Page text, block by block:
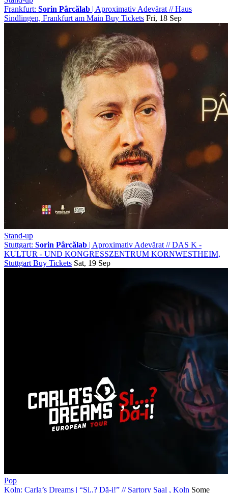
Frankfurt: Sorin Pârcălab | Aproximativ Adevărat //Haus
Sindlingen, Frankfurt am Main Buy Tickets Fri, 18 Sep
Stand-up
Stuttgart: Sorin Pârcălab | Aproximativ Adevărat //DAS K -
KULTUR - UND KONGRESSZENTRUM KORNWESTHEIM,
Stuttgart Buy Tickets Sat, 19 Sep
Pop
Koln: Carla’s Dreams | “Și..? Dă-i!” //Sartory Saal , Koln Some